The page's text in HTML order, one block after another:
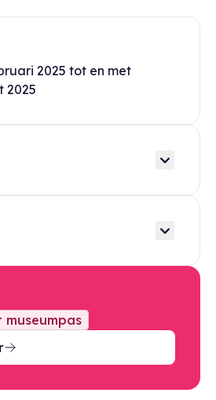
2025 tot en met
2025
museumpas